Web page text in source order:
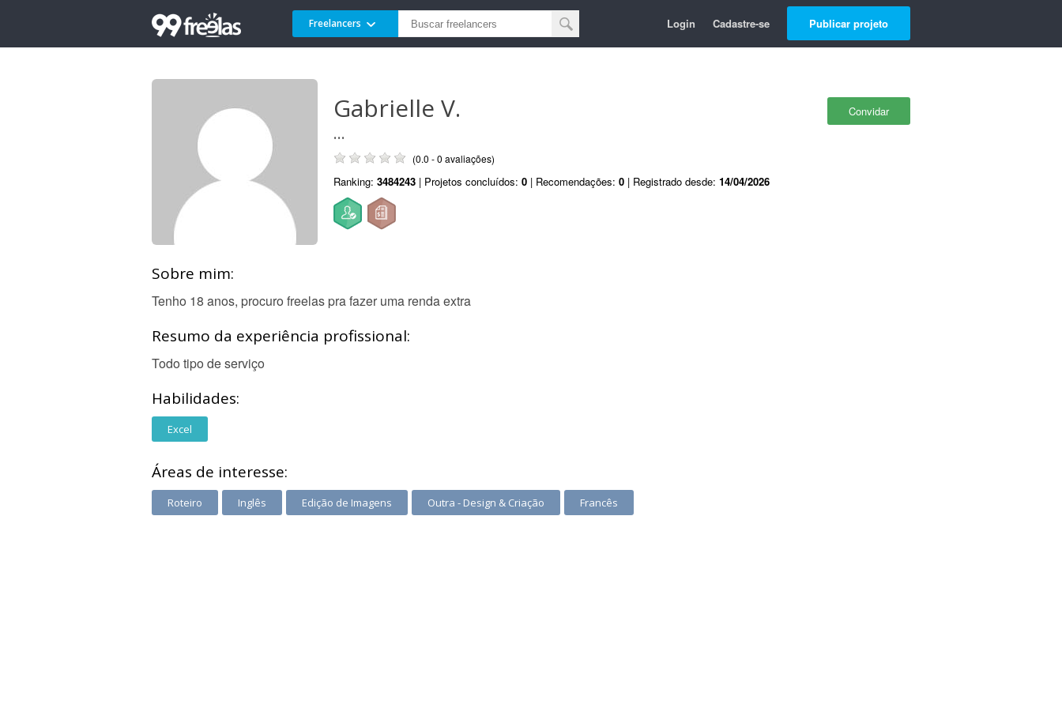
Freelancers Login Cadastre-se Publicar projeto
Convidar
Gabrielle V.
...
(0.0 - 0 avaliações)
Ranking: 3484243 | Projetos concluídos: 0 | Recomendações: 0 | Registrado desde: 14/04/2026
Sobre mim:
Tenho 18 anos, procuro freelas pra fazer uma renda extra
Resumo da experiência profissional:
Todo tipo de serviço
Habilidades:
Excel
Áreas de interesse:
Roteiro Inglês Edição de Imagens Outra - Design & Criação Francês